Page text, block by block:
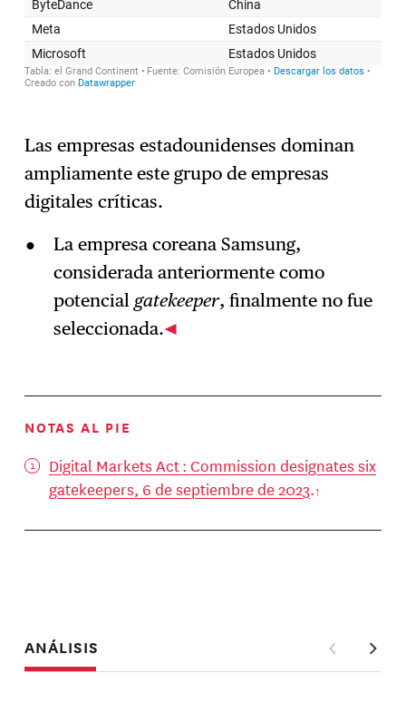
Las empresas estadounidenses dominan
ampliamente este grupo de empresas
digitales críticas.
La empresa coreana Samsung,
considerada anteriormente como
potencial gatekeeper, finalmente no fue
seleccionada.
NOTAS AL PIE
Digital Markets Act : Commission designates six
gatekeepers, 6 de septiembre de 2023.
ANÁLISIS